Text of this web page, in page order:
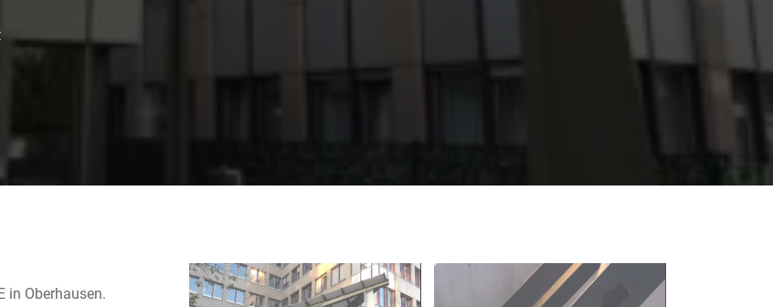
in Oberhausen.